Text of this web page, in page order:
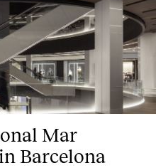
Mar
Barcelona